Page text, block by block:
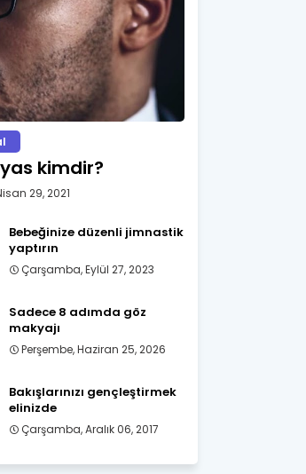
kimdir?
29, 2021
Bebeğinize düzenli jimnastik
yaptırın
Çarşamba, Eylül 27, 2023
Sadece 8 adımda göz
makyajı
Perşembe, Haziran 25, 2026
Bakışlarınızı gençleştirmek
elinizde
Çarşamba, Aralık 06, 2017